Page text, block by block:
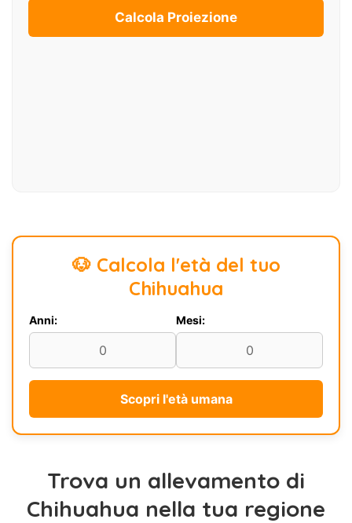
Calcola Proiezione
🐶 Calcola l'età del tuo
Chihuahua
Anni: Mesi:
Scopri l'età umana
Trova un allevamento di
Chihuahua nella tua regione